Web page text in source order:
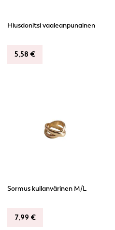
Hiusdonitsi vaaleanpunainen
5,58 €
Sormus kullanvärinen M/L
7,99 €